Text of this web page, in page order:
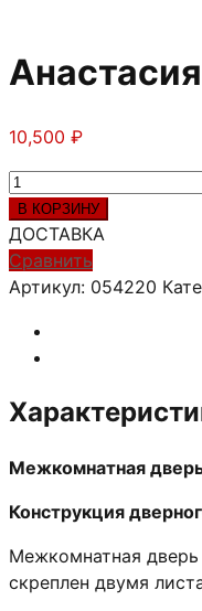
10,500 ₽
Количество
товара
Анастасия-1
ДГ
В КОРЗИНУ
ДОСТАВКА
Сравнить
Артикул: 054220
Межкомнатная
Конструкция
Межкомнатная дверь
скреплен двумя